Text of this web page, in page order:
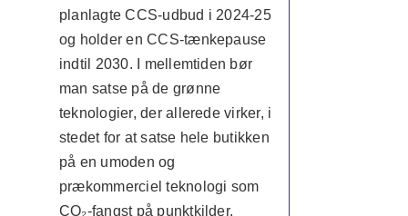
planlagte CCS-udbud i 2024-25
og holder en CCS-tænkepause
indtil 2030. I mellemtiden bør
man satse på de grønne
teknologier, der allerede virker, i
stedet for at satse hele butikken
på en umoden og
prækommerciel teknologi som
CO₂-fangst på punktkilder.